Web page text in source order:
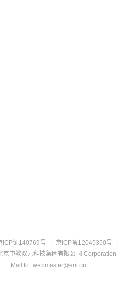
ICP证140769号 京ICP备12045350号
京中教双元科技集团有限公司 Corporation
Mail to: webmaster@eol.cn